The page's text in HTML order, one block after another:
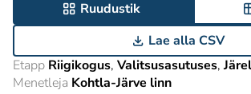
Ruudustik
Lae alla CSV
Etapp Riigikogus Valitsusasutuses
Menetleja Kohtla-Järve linn